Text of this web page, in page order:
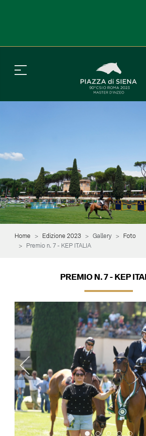
Home Edizione 2023 Gallery
Foto
Premio n. 7 - KEP ITALIA
PREMIO N. 7 - KEP